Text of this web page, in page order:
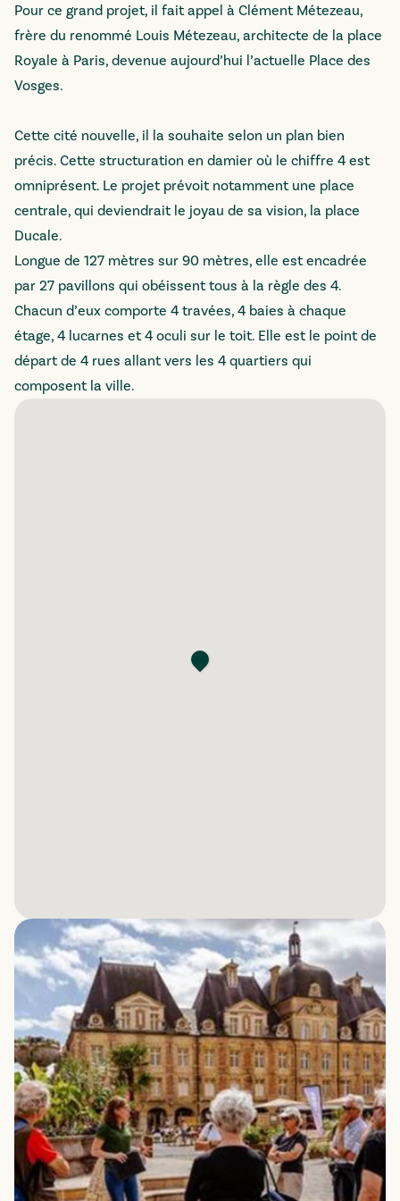
Pour ce grand projet, il fait appel à Clément Métezeau,
frère du renommé Louis Métezeau, architecte de la place
Royale à Paris, devenue aujourd’hui l’actuelle Place des
Vosges.
Cette cité nouvelle, il la souhaite selon un plan bien
précis. Cette structuration en damier où le chiffre 4 est
omniprésent. Le projet prévoit notamment une place
centrale, qui deviendrait le joyau de sa vision, la place
Ducale.
Longue de 127 mètres sur 90 mètres, elle est encadrée
par 27 pavillons qui obéissent tous à la règle des 4.
Chacun d’eux comporte 4 travées, 4 baies à chaque
étage, 4 lucarnes et 4 oculi sur le toit. Elle est le point de
départ de 4 rues allant vers les 4 quartiers qui
composent la ville.